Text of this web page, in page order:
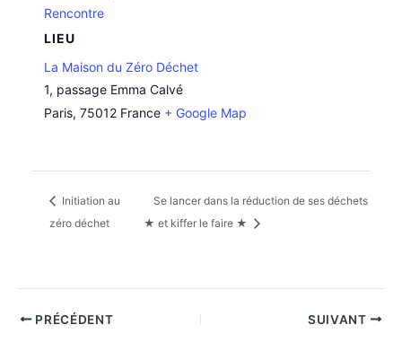
Rencontre
LIEU
La Maison du Zéro Déchet
1, passage Emma Calvé
Paris, 75012 France + Google Map
Initiation au
zéro déchet
Se lancer dans la réduction de ses déchets
★ et kiffer le faire ★
PRÉCÉDENT SUIVANT